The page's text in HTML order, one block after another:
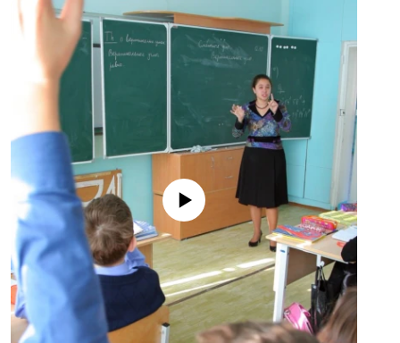
No media source currently available